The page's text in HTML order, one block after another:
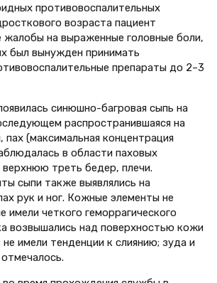
противовоспалительных
возраста пациент
жалобы на выраженные головные боли,
был вынужден принимать
препараты до 2–3
синюшно-багровая сыпь на
распространившаяся на
пах (максимальная концентрация
в области паховых
треть бедер, плечи.
сыпи также выявлялись на
рук и ног. Кожные элементы не
имели четкого геморрагического
возвышались над поверхностью кожи
имели тенденции к слиянию; зуда и